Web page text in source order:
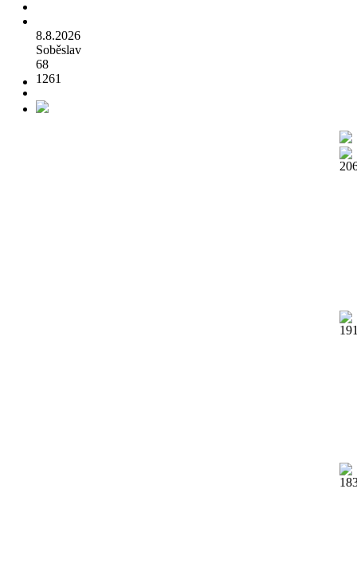
8.8.2026
Soběslav
68
1261